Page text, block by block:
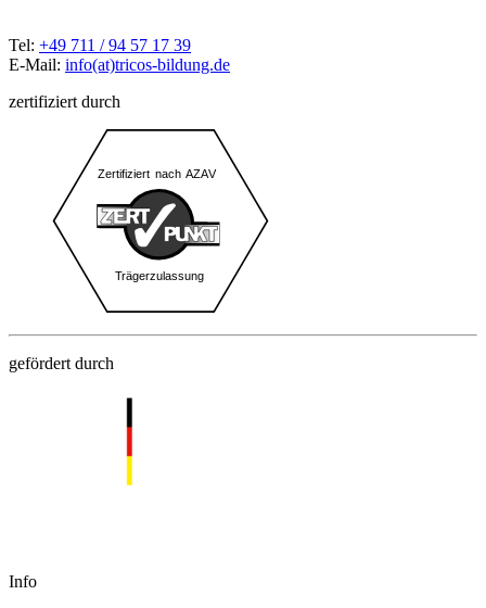
Tel: +49 711 / 94 57 17 39
E-Mail: info(at)tricos-bildung.de
zertifiziert durch
gefördert durch
Info